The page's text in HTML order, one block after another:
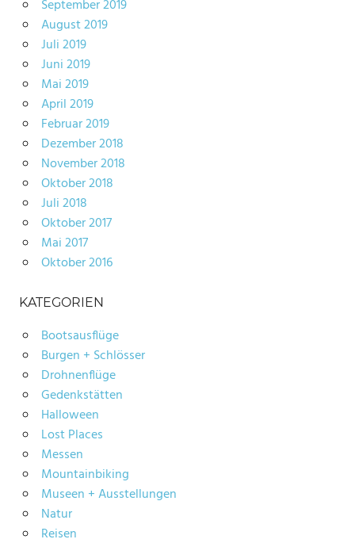
September 2019
August 2019
Juli 2019
Juni 2019
Mai 2019
April 2019
Februar 2019
Dezember 2018
November 2018
Oktober 2018
Juli 2018
Oktober 2017
Mai 2017
Oktober 2016
KATEGORIEN
Bootsausflüge
Burgen + Schlösser
Drohnenflüge
Gedenkstätten
Halloween
Lost Places
Messen
Mountainbiking
Museen + Ausstellungen
Natur
Reisen